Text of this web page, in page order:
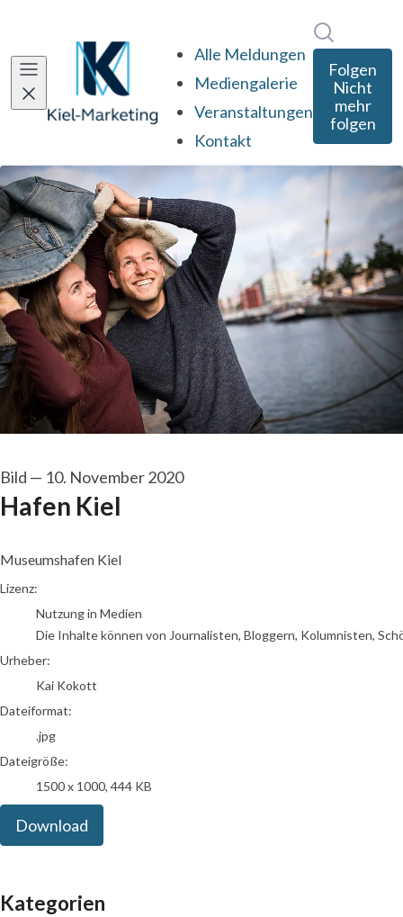
Alle Meldungen
Mediengalerie
Veranstaltungen
Kontakt
Folgen
Nicht
mehr
folgen
Bild — 10. November 2020
Hafen Kiel
Museumshafen Kiel
Kai Kokott
Lizenz:
Nutzung in Medien
Die Inhalte können von Journalisten, Bloggern, Kolumnisten,
Urheber:
Kai Kokott
Dateiformat:
.jpg
Dateigröße:
1500 x 1000, 444 KB
Download
Kategorien